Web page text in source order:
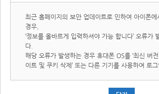
최근 홈페이지의 보안 업데이트로 인하여 아이폰
경우,
‘정보를 올바르게 입력하셔야 가능 합니다’ 오류가
다.
해당 오류가 발생하는 경우 휴대폰 OS를 ‘최신 버
이트 및 쿠키 삭제’ 또는 다른 기기를 사용하여 로
아이핀(i-PIN)은 인터넷상의 개인식별번호를 의미하며, 대
어려운 인터넷에서 주민등록번호를 사용하지 않고도 본인임